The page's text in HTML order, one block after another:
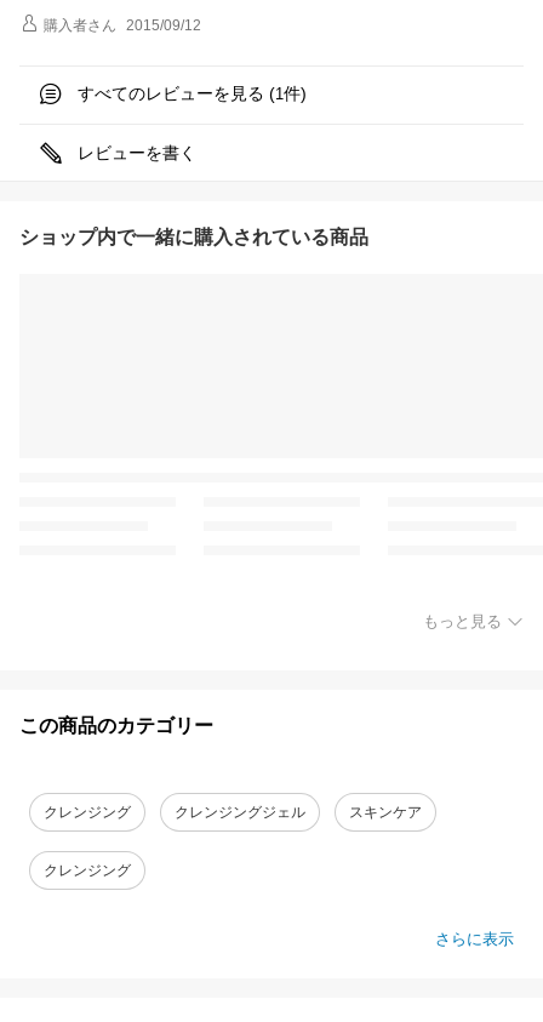
購入者さん 2015/09/12
すべてのレビューを見る (1件)
レビューを書く
ショップ内で一緒に購入されている商品
もっと見る
この商品のカテゴリー
クレンジング クレンジングジェル スキンケア
クレンジング
さらに表示